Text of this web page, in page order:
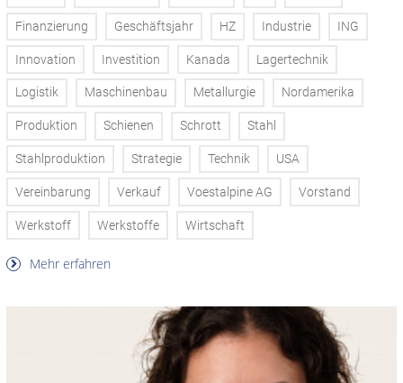
Finanzierung Geschäftsjahr HZ Industrie ING
Innovation Investition Kanada Lagertechnik
Logistik Maschinenbau Metallurgie Nordamerika
Produktion Schienen Schrott Stahl
Stahlproduktion Strategie Technik USA
Vereinbarung Verkauf Voestalpine AG Vorstand
Werkstoff Werkstoffe Wirtschaft
Mehr erfahren